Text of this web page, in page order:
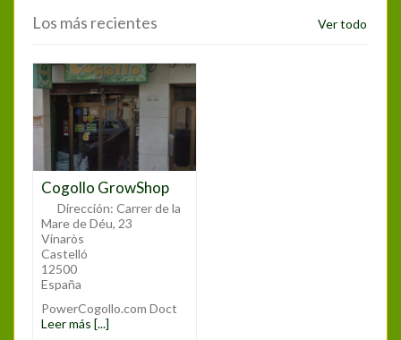
Los más recientes Ver todo
Cogollo GrowShop
Dirección: Carrer de la
Mare de Déu, 23
Vinaròs
Castelló
12500
España
PowerCogollo.com Doct
Leer más [...]